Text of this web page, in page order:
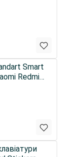
Smart
Redmi